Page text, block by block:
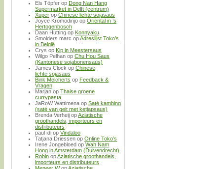
Els Töpfer op Dong Nan Hang
Supermarket in Delft (centrum)
Xuper op Chinese lichte sojasaus
Joyce Kromodirijo op Oriental in ’s
Hertogenbosch
Daan Hutting op Konnyaku
Smolders marc opAdreslijst Toko’s
in België
Crys op Kip in Meestersaus
Wilgo Pelhan op Chu Hou Saus
(Kantonese sojabonensaus)
James Clock op Chinese
lichte sojasaus
Bink Melcherts op Feedback &
Vragen
Marjan op Thaise groene
currypasta
JaRoW Wattimena op Saté kambing
(saté van geit met ketjapsaus)
Brenda Verheij opAziatische
groothandels, importeurs en
distributeurs
paul idi op Vindaloo
Tatjana Driessen op Online Toko’s
Irene Jongebloed op Wah Nam
Hong in Amsterdam (Duivendrecht)
Robin opAziatische groothandels,
importeurs en distributeurs